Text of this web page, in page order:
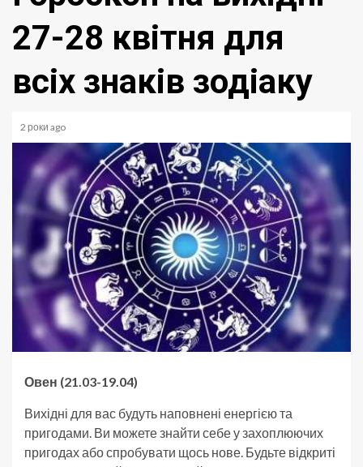
27-28 квітня для
всіх знаків зодіаку
2 роки ago
Овен (21.03-19.04)
Вихідні для вас будуть наповнені енергією та
пригодами. Ви можете знайти себе у захоплюючих
пригодах або спробувати щось нове. Будьте відкриті